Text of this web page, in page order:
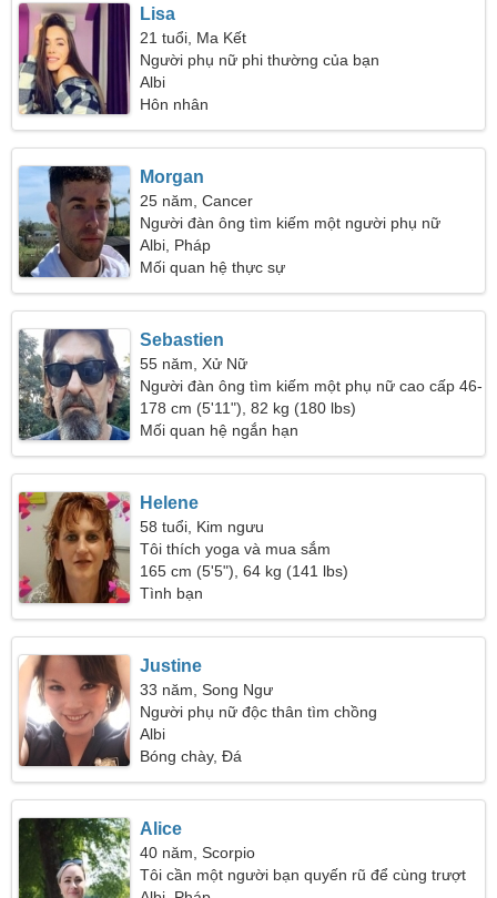
Lisa
21 tuổi, Ma Kết
Người phụ nữ phi thường của bạn
Albi
Hôn nhân
Morgan
25 năm, Cancer
Người đàn ông tìm kiếm một người phụ nữ
Albi, Pháp
Mối quan hệ thực sự
Sebastien
55 năm, Xử Nữ
Người đàn ông tìm kiếm một phụ nữ cao cấp 46-
50
178 cm (5'11"), 82 kg (180 lbs)
Mối quan hệ ngắn hạn
Helene
58 tuổi, Kim ngưu
Tôi thích yoga và mua sắm
165 cm (5'5"), 64 kg (141 lbs)
Tình bạn
Justine
33 năm, Song Ngư
Người phụ nữ độc thân tìm chồng
Albi
Bóng chày, Đá
Alice
40 năm, Scorpio
Tôi cần một người bạn quyến rũ để cùng trượt